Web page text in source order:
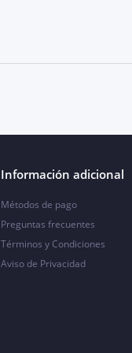
Información adicional
Métodos de pago
Preguntas frecuentes
Términos y Condiciones
Aviso de Privacidad